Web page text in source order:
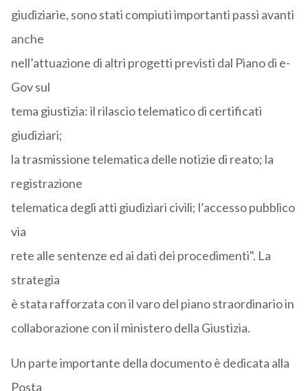
giudiziarie, sono stati compiuti importanti passi avanti
anche
nell’attuazione di altri progetti previsti dal Piano di e-
Gov sul
tema giustizia: il rilascio telematico di certificati
giudiziari;
la trasmissione telematica delle notizie di reato; la
registrazione
telematica degli atti giudiziari civili; l’accesso pubblico
via
rete alle sentenze ed ai dati dei procedimenti". La
strategia
è stata rafforzata con il varo del piano straordinario in
collaborazione con il ministero della Giustizia.
Un parte importante della documento è dedicata alla
Posta